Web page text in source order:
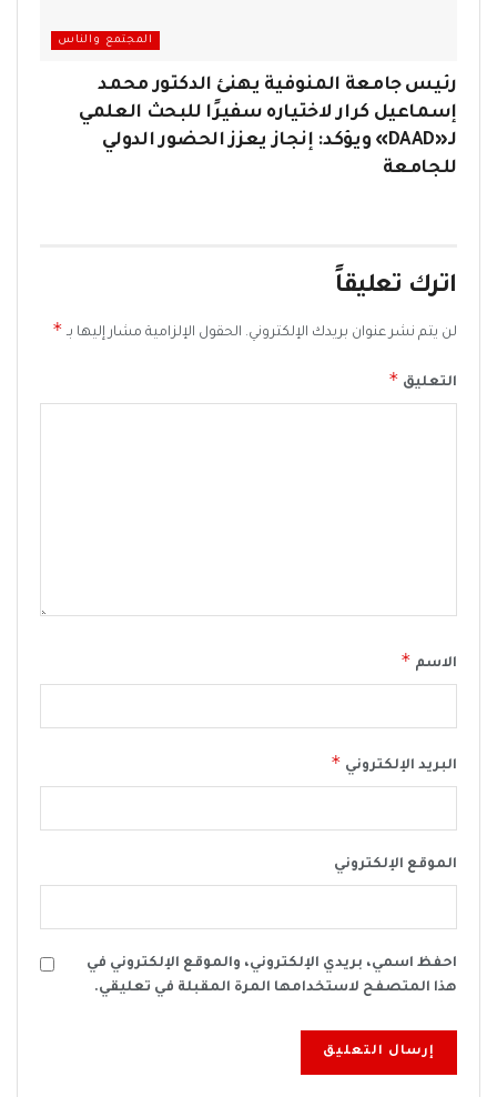
المجتمع والناس
رئيس جامعة المنوفية يهنئ الدكتور محمد
إسماعيل كرار لاختياره سفيرًا للبحث العلمي
لـ«DAAD» ويؤكد: إنجاز يعزز الحضور الدولي
للجامعة
اترك تعليقاً
لن يتم نشر عنوان بريدك الإلكتروني. الحقول الإلزامية مشار إليها بـ *
التعليق *
الاسم *
البريد الإلكتروني *
الموقع الإلكتروني
احفظ اسمي، بريدي الإلكتروني، والموقع الإلكتروني في
هذا المتصفح لاستخدامها المرة المقبلة في تعليقي.